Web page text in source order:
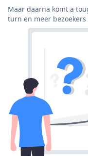
Maar daarna komt a
turn en meer